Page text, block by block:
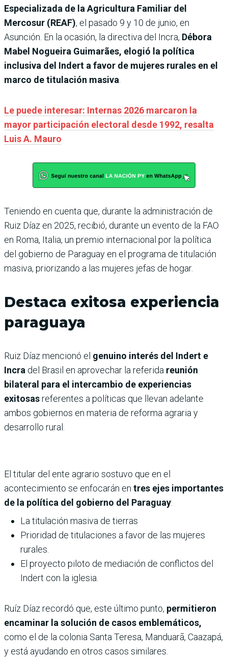
Especializada de la Agricultura Familiar del
Mercosur (REAF), el pasado 9 y 10 de junio, en
Asunción. En la ocasión, la directiva del Incra, Débora
Mabel Nogueira Guimarães, elogió la política
inclusiva del Indert a favor de mujeres rurales en el
marco de titulación masiva
Le puede interesar: Internas 2026 marcaron la
mayor participación electoral desde 1992, resalta
Luis A. Mauro
Teniendo en cuenta que, durante la administración de
Ruiz Díaz en 2025, recibió, durante un evento de la FAO
en Roma, Italia, un premio internacional por la política
del gobierno de Paraguay en el programa de titulación
masiva, priorizando a las mujeres jefas de hogar.
Destaca exitosa experiencia
paraguaya
Ruiz Díaz mencionó el genuino interés del Indert e
Incra del Brasil en aprovechar la referida reunión
bilateral para el intercambio de experiencias
exitosasreferentes a políticas que llevan adelante
ambos gobiernos en materia de reforma agraria y
desarrollo rural.
El titular del ente agrario sostuvo que en el
acontecimiento se enfocarán en tres ejes importantes
de la política del gobierno del Paraguay:
La titulación masiva de tierras
Prioridad de titulaciones a favor de las mujeres
rurales.
El proyecto piloto de mediación de conflictos del
Indert con la iglesia.
Ruíz Díaz recordó que, este último punto, permitieron
encaminar la solución de casos emblemáticos,
como el de la colonia Santa Teresa, Manduarã, Caazapá,
y está ayudando en otros casos similares.